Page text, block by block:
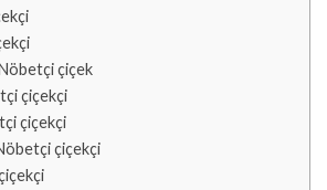
çiçek
çiçekçi
çiçekçi
çiçekçi